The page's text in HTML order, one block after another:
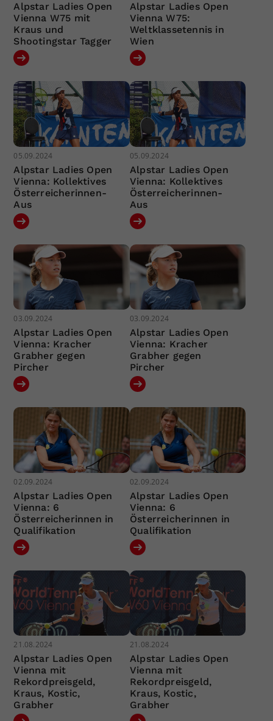
Alpstar Ladies Open
Vienna W75 mit
Kraus und
Shootingstar Tagger
Alpstar Ladies Open
Vienna W75:
Weltklassetennis in
Wien
05.09.2024
Alpstar Ladies Open
Vienna: Kollektives
Österreicherinnen-
Aus
05.09.2024
Alpstar Ladies Open
Vienna: Kollektives
Österreicherinnen-
Aus
03.09.2024
Alpstar Ladies Open
Vienna: Kracher
Grabher gegen
Pircher
03.09.2024
Alpstar Ladies Open
Vienna: Kracher
Grabher gegen
Pircher
02.09.2024
Alpstar Ladies Open
Vienna: 6
Österreicherinnen in
Qualifikation
02.09.2024
Alpstar Ladies Open
Vienna: 6
Österreicherinnen in
Qualifikation
21.08.2024
Alpstar Ladies Open
Vienna mit
Rekordpreisgeld,
Kraus, Kostic,
Grabher
21.08.2024
Alpstar Ladies Open
Vienna mit
Rekordpreisgeld,
Kraus, Kostic,
Grabher